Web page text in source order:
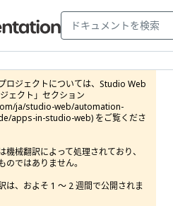
ロジェクトについては、Studio Web
ェクト」セクション
ja/studio-web/automation-
apps-in-studio-web) をご覧くださ
機械翻訳によって処理されており、
ではありません。
は、およそ 1 ～ 2 週間で公開されま